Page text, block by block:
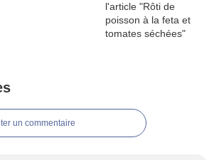
un commentaire